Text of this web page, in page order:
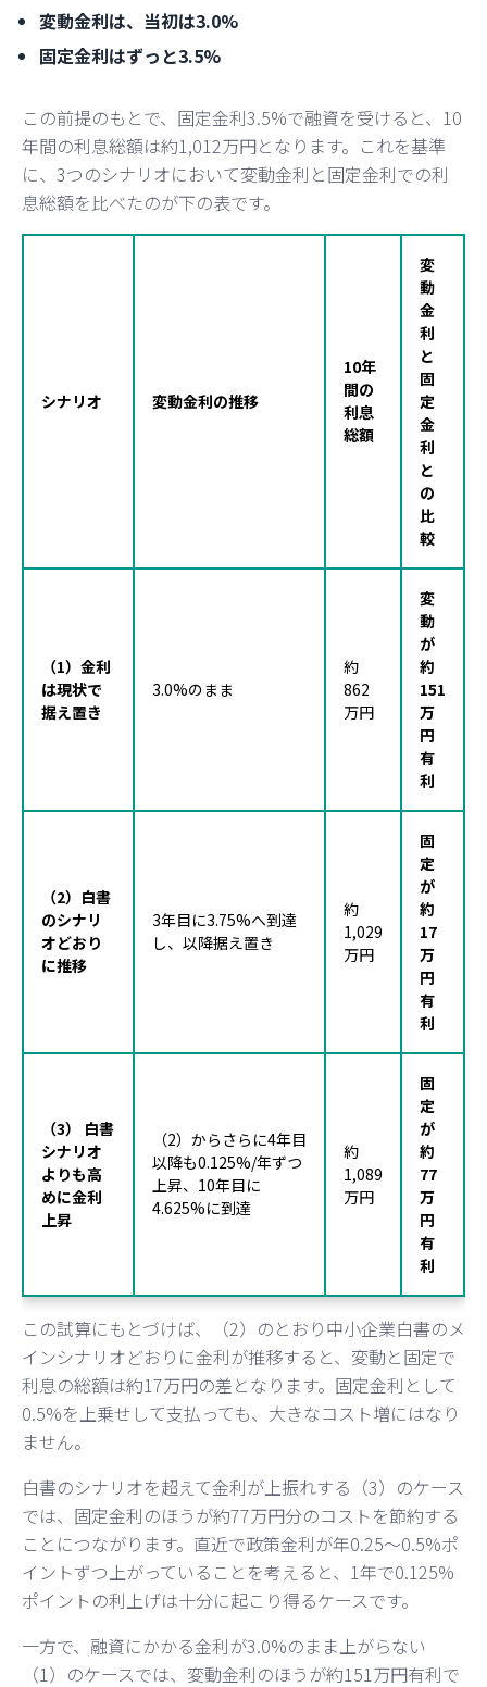
変動金利は、当初は3.0%
固定金利はずっと3.5%
この前提のもとで、固定金利3.5%で融資を受けると、10
年間の利息総額は約1,012万円となります。これを基準
に、3つのシナリオにおいて変動金利と固定金利での利
息総額を比べたのが下の表です。
シナリオ 変動金利の推移
10年
間の
利息
総額
変
動
金
利
と
固
定
金
利
と
の
比
較
（1）金利
は現状で
据え置き
3.0%のまま
約
862
万円
変
動
が
約
151
万
円
有
利
（2）白書
のシナリ
オどおり
に推移
3年目に3.75%へ到達
し、以降据え置き
約
1,029
万円
固
定
が
約
17
万
円
有
利
（3） 白書
シナリオ
よりも高
めに金利
上昇
（2）からさらに4年目
以降も0.125%/年ずつ
上昇、10年目に
4.625%に到達
約
1,089
万円
固
定
が
約
77
万
円
有
利
この試算にもとづけば、（2）のとおり中小企業白書のメ
インシナリオどおりに金利が推移すると、変動と固定で
利息の総額は約17万円の差となります。固定金利として
0.5%を上乗せして支払っても、大きなコスト増にはなり
ません。
白書のシナリオを超えて金利が上振れする（3）のケース
では、固定金利のほうが約77万円分のコストを節約する
ことにつながります。直近で政策金利が年0.25〜0.5%ポ
イントずつ上がっていることを考えると、1年で0.125%
ポイントの利上げは十分に起こり得るケースです。
一方で、融資にかかる金利が3.0%のまま上がらない
（1）のケースでは、変動金利のほうが約151万円有利で